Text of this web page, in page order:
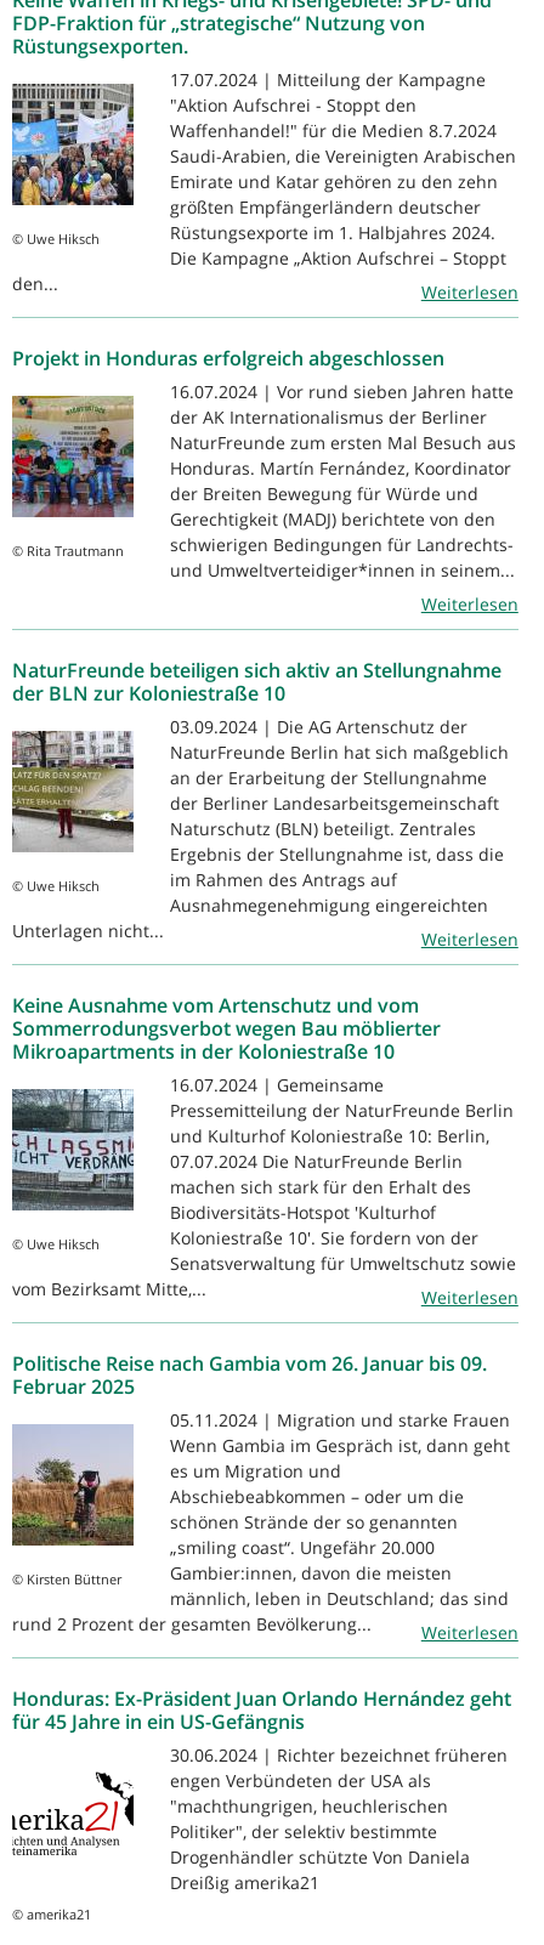
FDP-Fraktion für „strategische“ Nutzung von
Rüstungsexporten.
© Uwe Hiksch
17.07.2024 | Mitteilung der Kampagne
"Aktion Aufschrei - Stoppt den
Waffenhandel!" für die Medien 8.7.2024
Saudi-Arabien, die Vereinigten Arabischen
Emirate und Katar gehören zu den zehn
größten Empfängerländern deutscher
Rüstungsexporte im 1. Halbjahres 2024.
Die Kampagne „Aktion Aufschrei – Stoppt
den...
Weiterlesen
Projekt in Honduras erfolgreich abgeschlossen
© Rita Trautmann
16.07.2024 | Vor rund sieben Jahren hatte
der AK Internationalismus der Berliner
NaturFreunde zum ersten Mal Besuch aus
Honduras. Martín Fernández, Koordinator
der Breiten Bewegung für Würde und
Gerechtigkeit (MADJ) berichtete von den
schwierigen Bedingungen für Landrechts-
und Umweltverteidiger*innen in seinem...
Weiterlesen
NaturFreunde beteiligen sich aktiv an Stellungnahme
der BLN zur Koloniestraße 10
© Uwe Hiksch
03.09.2024 | Die AG Artenschutz der
NaturFreunde Berlin hat sich maßgeblich
an der Erarbeitung der Stellungnahme
der Berliner Landesarbeitsgemeinschaft
Naturschutz (BLN) beteiligt. Zentrales
Ergebnis der Stellungnahme ist, dass die
im Rahmen des Antrags auf
Ausnahmegenehmigung eingereichten
Unterlagen nicht...
Weiterlesen
Keine Ausnahme vom Artenschutz und vom
Sommerrodungsverbot wegen Bau möblierter
Mikroapartments in der Koloniestraße 10
© Uwe Hiksch
16.07.2024 | Gemeinsame
Pressemitteilung der NaturFreunde Berlin
und Kulturhof Koloniestraße 10: Berlin,
07.07.2024 Die NaturFreunde Berlin
machen sich stark für den Erhalt des
Biodiversitäts-Hotspot 'Kulturhof
Koloniestraße 10'. Sie fordern von der
Senatsverwaltung für Umweltschutz sowie
vom Bezirksamt Mitte,...
Weiterlesen
Politische Reise nach Gambia vom 26. Januar bis 09.
Februar 2025
© Kirsten Büttner
05.11.2024 | Migration und starke Frauen
Wenn Gambia im Gespräch ist, dann geht
es um Migration und
Abschiebeabkommen – oder um die
schönen Strände der so genannten
„smiling coast“. Ungefähr 20.000
Gambier:innen, davon die meisten
männlich, leben in Deutschland; das sind
rund 2 Prozent der gesamten Bevölkerung...
Weiterlesen
Honduras: Ex-Präsident Juan Orlando Hernández geht
für 45 Jahre in ein US-Gefängnis
© amerika21
30.06.2024 | Richter bezeichnet früheren
engen Verbündeten der USA als
"machthungrigen, heuchlerischen
Politiker", der selektiv bestimmte
Drogenhändler schützte Von Daniela
Dreißig amerika21